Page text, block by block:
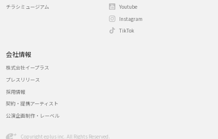
チラシミュージアム
Youtube
Instagram
TikTok
会社情報
株式会社イープラス
プレスリリース
採用情報
契約・提携アーティスト
公演企画制作・レーベル
Copyright eplus inc. All Rights Reserved.